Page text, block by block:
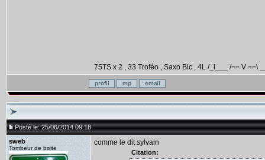
75TS x 2 , 33 Troféo , Saxo Bic , 4L /_l___ /== V ==\
Posté le: 25/06/2014 09:18
sweb
Tombeur de boite
comme le dit sylvain
Citation: